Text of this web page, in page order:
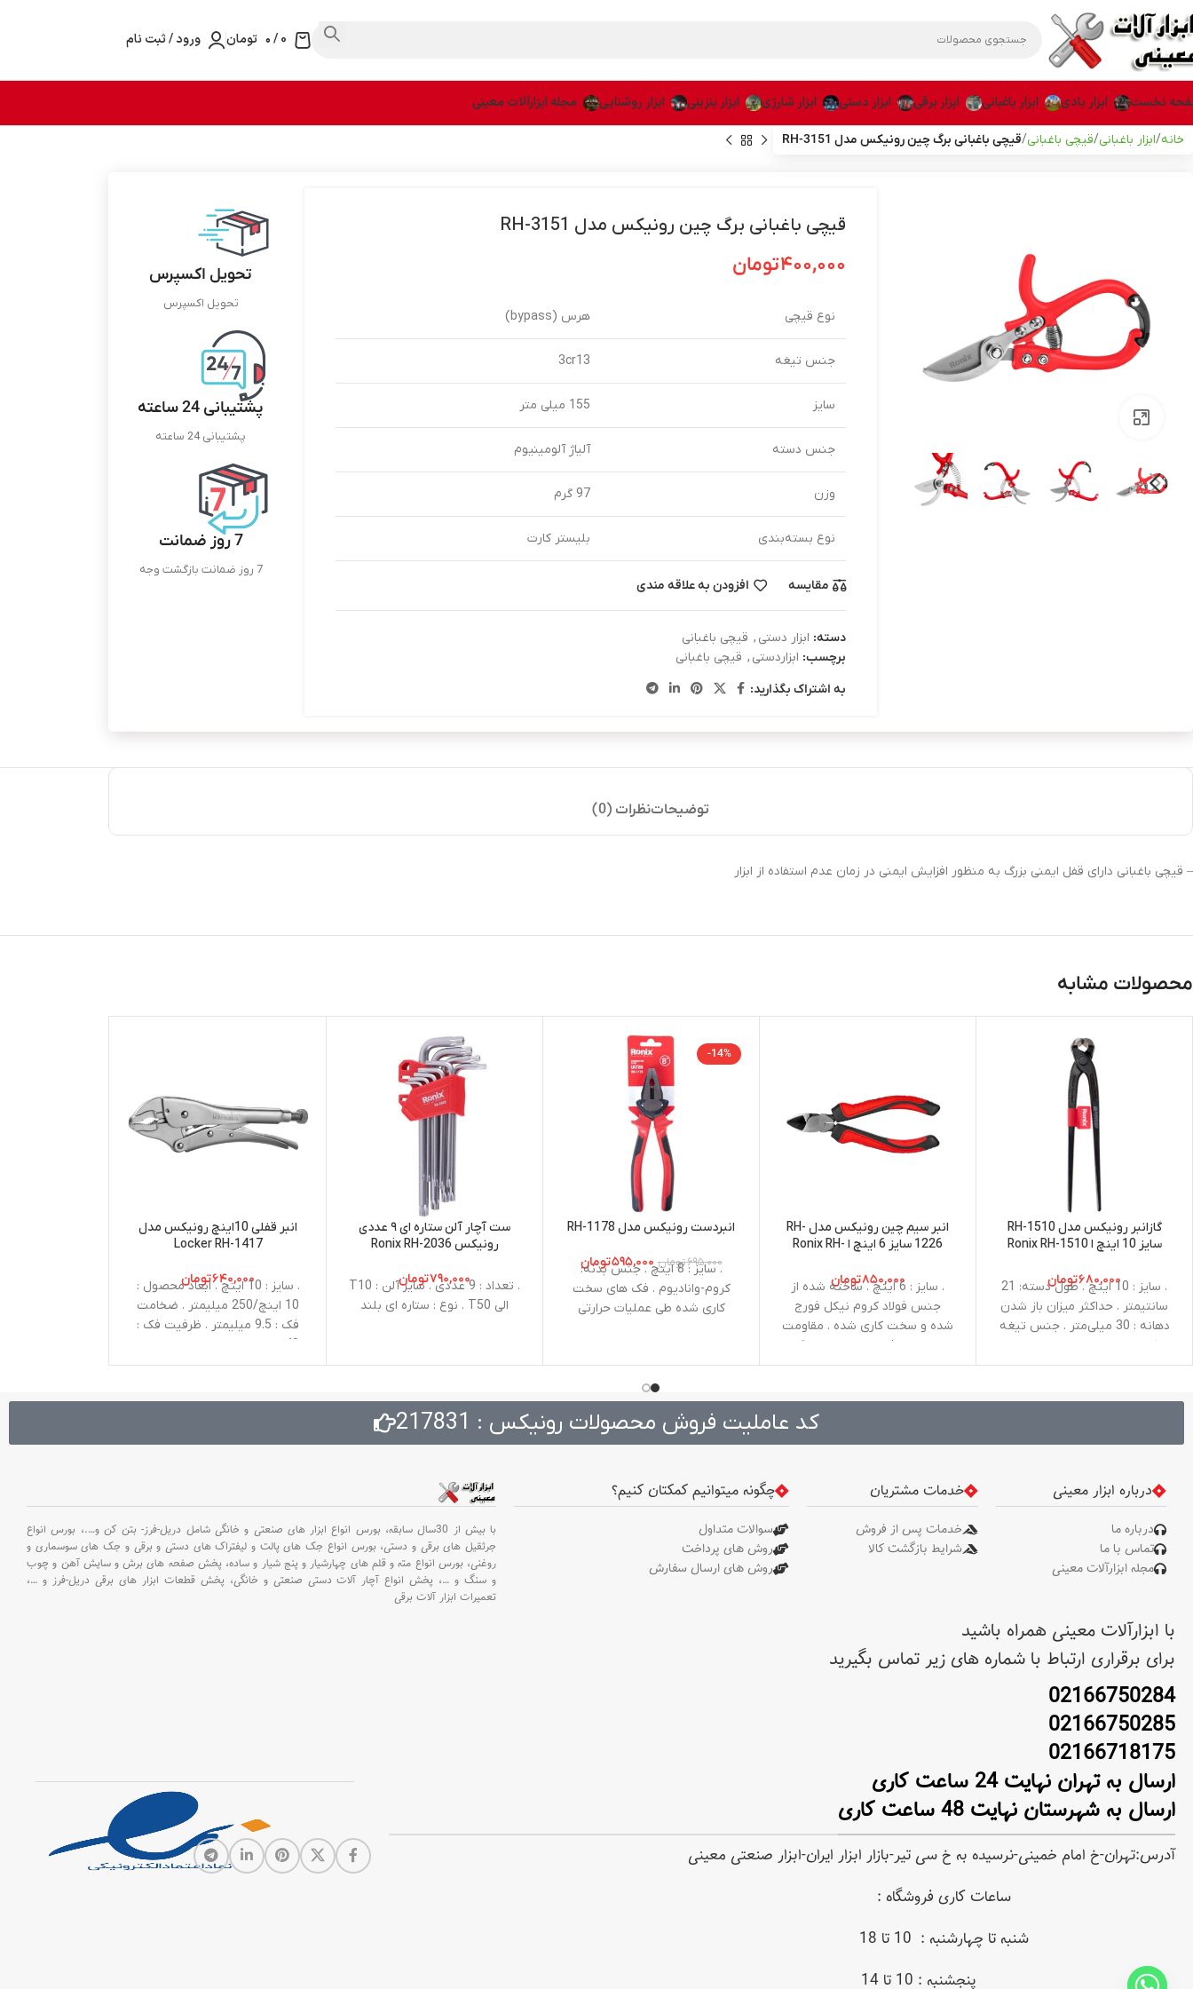
0
/۰ تومان ورود / ثبت نام
نخست ابزار بادی ابزار باغبانی ابزار برقی ابزار دستی ابزار شارژی ابزار بنزینی ابزار روشنایی مجله ابزارآلات معینی
خانه ابزار باغبانی قیچی باغبانی قیچی باغبانی برگ چین رونیکس مدل RH-3151
قیچی باغبانی برگ چین رونیکس مدل RH-3151
۴۰۰,۰۰۰تومان
نوع قیچی هرس (bypass)
جنس تیغه 3cr13
سایز 155 میلی متر
جنس دسته آلیاژ آلومینیوم
وزن 97 گرم
نوع بسته‌بندی بلیستر کارت
مقایسه افزودن به علاقه مندی
دسته: ابزار دستی , قیچی باغبانی
برچسب: ابزاردستی , قیچی باغبانی
به اشتراک بگذارید:
تحویل اکسپرس
تحویل اکسپرس
پشتیبانی 24 ساعته
پشتیبانی 24 ساعته
7 روز ضمانت
7 روز ضمانت بازگشت وجه
توضیحاتنظرات (0)
– قیچی باغبانی دارای قفل ایمنی بزرگ به منظور افزایش ایمنی در زمان عدم استفاده از ابزار
محصولات مشابه
گازانبر رونیکس مدل RH-1510
سایز 10 اینچ ا Ronix RH-1510
۶۸۰,۰۰۰تومان
. سایز : 10 اینچ . طول دسته: 21
سانتیمتر . حداکثر میزان باز شدن
دهانه‌ : 30 میلی‌متر . جنس تیغه
: کروم وانادیوم . جنس دسته :
فلزی
انبر سیم چین رونیکس مدل RH-
1226 سایز 6 اینچ ا Ronix RH-
۸۵۰,۰۰۰تومان
. سایز : 6 اینچ . ساخته شده از
جنس فولاد کروم نیکل فورج
شده و سخت کاری شده . مقاومت
بالا در برابر فشار، ضربه، خوردگی و
زنگ زدگی با عمر طولانی . حداکثر
میلی‌متر . دسته های نرم،‌ ضد
لغزش و ضد تعریق با روکشی از
جنس پلاستیک TPR . فک های
حرفه ای . طراحی ارگونومیک با
وزنی سبک و خوش دست
-14%
انبردست رونيكس مدل RH-1178
۶۹۵,۰۰۰تومان ۵۹۵,۰۰۰تومان
. سایز : 8 اینچ . جنس بدنه:
کروم-وانادیوم . فک های سخت
کاری شده طی عملیات حرارتی
ست آچار آلن ستاره ای ۹ عددی
رونیکس Ronix RH-2036
۷۹۰,۰۰۰تومان
. تعداد : 9 عددی . سایز آلن : T10
الی T50 . نوع : ستاره ای بلند
انبر قفلی 10اینچ رونیکس مدل
Locker RH-1417
۶۴۰,۰۰۰تومان
. سایز : 10 اینچ . ابعاد محصول :
10 اینچ/250 میلیمتر . ضخامت
فک : 9.5 میلیمتر . ظرفیت فک :
اهرم رها کننده فک‌ها : ماشه
دارد . جنس بدنه : CS
کد عاملیت فروش محصولات رونیکس : 217831
درباره ابزار معینی
درباره ما
تماس با ما
مجله ابزارآلات معینی
خدمات مشتریان
خدمات پس از فروش
شرایط بازگشت کالا
چگونه میتوانیم کمکتان کنیم؟
سوالات متداول
روش های پرداخت
روش های ارسال سفارش
با بیش از 30سال سابقه، بورس انواع ابزار های صنعتی و خانگی شامل دریل-فرز- بتن کن و….، بورس انواع
جرثقیل های برقی و دستی، بورس انواع جک های پالت و لیفتراک های دستی و برقی و جک های سوسماری و
روغنی، بورس انواع مته و قلم های چهارشیار و پنج شیار و ساده، پخش صفحه های برش و سایش آهن و چوب
و سنگ و…، پخش انواع آچار آلات دستی صنعتی و خانگی، پخش قطعات ابزار های برقی دریل-فرز و …،
تعمیرات ابزار آلات برقی
با ابزارآلات معینی همراه باشید
برای برقراری ارتباط با شماره های زیر تماس بگیرید
02166750284
02166750285
02166718175
ارسال به تهران نهایت 24 ساعت کاری
ارسال به شهرستان نهایت 48 ساعت کاری
آدرس:تهران-خ امام خمینی-نرسیده به خ سی تیر-بازار ابزار ایران-ابزار صنعتی معینی
ساعات کاری فروشگاه :
شنبه تا چهارشنبه : 10 تا 18
پنجشنبه : 10 تا 14